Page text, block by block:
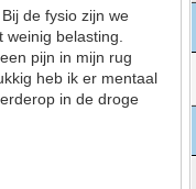
de fysio zijn we
belasting.
pijn in mijn rug
heb ik er mentaal
in de droge